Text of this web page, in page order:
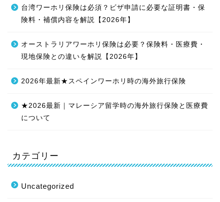
台湾ワーホリ保険は必須？ビザ申請に必要な証明書・保
険料・補償内容を解説【2026年】
オーストラリアワーホリ保険は必要？保険料・医療費・
現地保険との違いを解説【2026年】
2026年最新★スペインワーホリ時の海外旅行保険
★2026最新｜マレーシア留学時の海外旅行保険と医療費
について
カテゴリー
Uncategorized